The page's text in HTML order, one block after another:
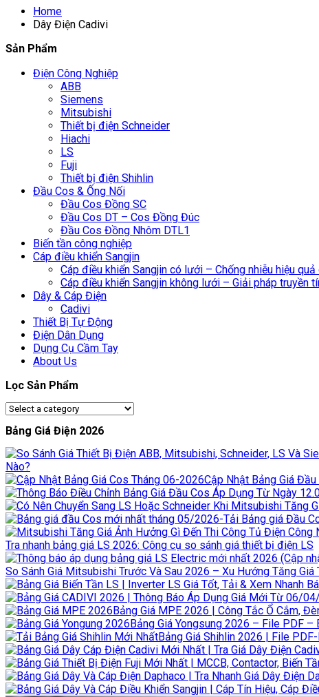
Home
Dây Điện Cadivi
Sản Phẩm
Điện Công Nghiệp
ABB
Siemens
Mitsubishi
Thiết bị điện Schneider
Hiachi
LS
Fuji
Thiết bị điện Shihlin
Đầu Cos & Ống Nối
Đầu Cos Đồng SC
Đầu Cos DT – Cos Đồng Đúc
Đầu Cos Đồng Nhôm DTL1
Biến tần công nghiệp
Cáp điều khiển Sangjin
Cáp điều khiển Sangjin có lưới – Chống nhiễu hiệu
Cáp điều khiển Sangjin không lưới – Giải pháp truyền
Dây & Cáp Điện
Cadivi
Thiết Bị Tự Động
Điện Dân Dụng
Dụng Cụ Cầm Tay
About Us
Lọc Sản Phẩm
Bảng Giá Điện 2026
Nào?
Cập Nhật Bảng Giá
Tra nhanh bảng giá LS 2026: Công cụ so sánh giá thiết bị điện LS
So Sánh Giá Mitsubishi Trước Và Sau 2026 – Xu Hướng Tăng Giá
Bảng Giá MPE 2026 | Công Tắc Ổ Cắm,
Bảng Giá Yongsung 2026 – File PDF
Bảng Giá Shihlin 2026 | File